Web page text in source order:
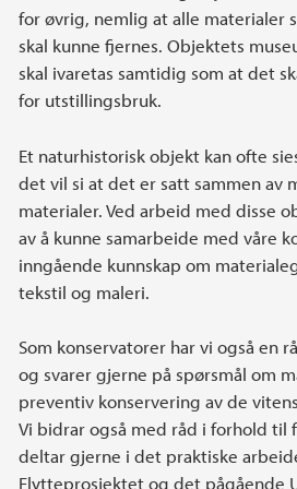
for øvrig, nemlig at alle materialer
skal kunne fjernes. Objektets
skal ivaretas samtidig som at det
for utstillingsbruk.
Et naturhistorisk objekt kan ofte
det vil si at det er satt sammen av
materialer. Ved arbeid med disse
av å kunne samarbeide med våre
inngående kunnskap om
tekstil og maleri.
Som konservatorer har vi også en
og svarer gjerne på spørsmål om
preventiv konservering av de
Vi bidrar også med råd i forhold til
deltar gjerne i det praktiske
Flytteprosjektet og det pågående